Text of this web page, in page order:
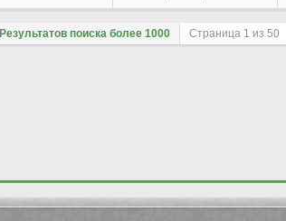
Результатов поиска более 1000 Страница 1 из 50